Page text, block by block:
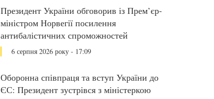
Президент України обговорив із Прем’єр-
міністром Норвегії посилення
антибалістичних спроможностей
6 серпня 2026 року - 17:09
Оборонна співпраця та вступ України до
ЄС: Президент зустрівся з міністеркою